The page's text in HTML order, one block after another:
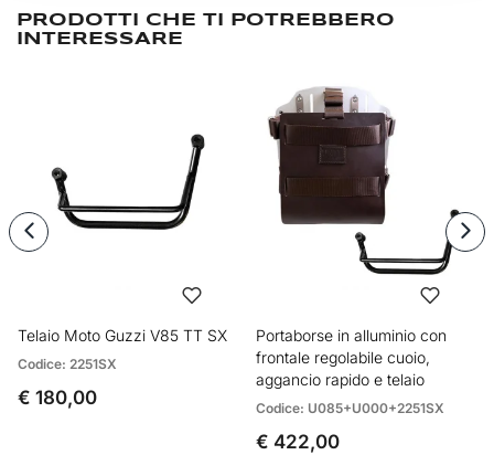
PRODOTTI CHE TI POTREBBERO
INTERESSARE
Telaio Moto Guzzi V85 TT SX
Codice: 2251SX
€ 180,00
Portaborse in alluminio con
frontale regolabile cuoio,
aggancio rapido e telaio
Codice: U085+U000+2251SX
€ 422,00